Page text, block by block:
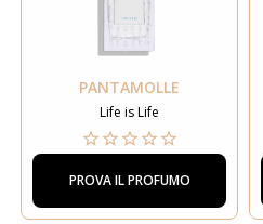
PANTAMOLLE
Life is Life
PROVA IL PROFUMO